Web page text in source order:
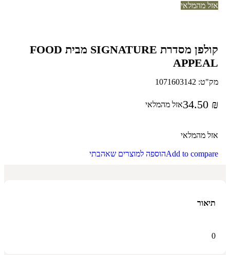
אזל מהמלאי
קולפן מסדרת SIGNATURE מבית FOOD
APPEAL
מק"ט: 1071603142
34.50 ₪ אזל מהמלאי
אזל מהמלאי
Add to compareהוספה למוצרים שאהבתי
תיאור
0